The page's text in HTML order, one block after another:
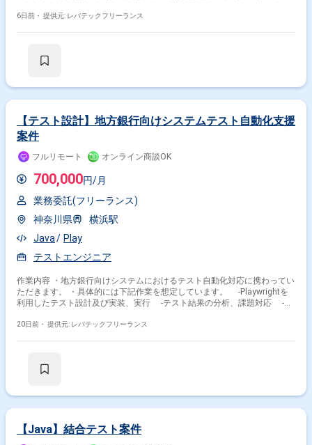
理およびリリース計画の推進 - 複数チーム間の課題整理、進捗管理、各種
6日前・ 提供元: レバテックフリーランス
【テスト設計】地方銀行向けシステムテスト自動化支援
案件
フルリモート オンライン商談OK
700,000円/月
業務委託(フリーランス)
神奈川県
横浜駅
Java
Play
テストエンジニア
作業内容 ・地方銀行向けシステムにおけるテスト自動化対応に携わってい
ただきます。 ・具体的には下記作業を想定しています。 -Playwrightを
利用したテスト設計及び実装、実行 -テスト結果の分析、課題対応 -開
20日前・ 提供元: レバテックフリーランス
【Java】結合テスト案件